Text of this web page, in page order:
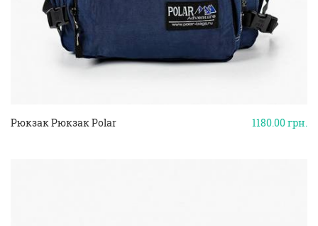
1180.00грн.
Рюкзак Рюкзак Polar